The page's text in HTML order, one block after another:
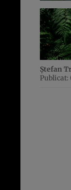
Ștefan
Publicat: